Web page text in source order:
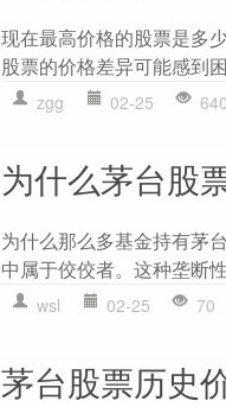
现在最高价格的股票是多
股票的价格差异可能感到
zgg 02-25 640
为什么茅台股
为什么那么多基金持有茅
中属于佼佼者。这种垄断
wsl 02-25 70
茅台股票历史